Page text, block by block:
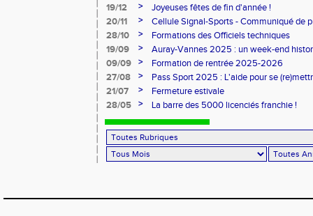
19/12
>
Joyeuses fêtes de fin d'année !
20/11
>
Cellule Signal-Sports - Communiqué de
Sports
28/10 >
Formations des Officiels techniques
19/09
>
Auray-Vannes 2025 : un week-end
marathon breton
09/09 >
Formation de rentrée 2025-2026
27/08
>
Pass Sport 2025 : L'aide pour se
21/07
>
Fermeture estivale
28/05
> La barre des 5000 licenciés franchie !